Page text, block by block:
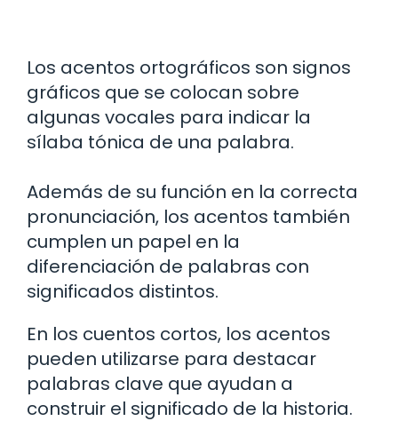
Los acentos ortográficos son signos
gráficos que se colocan sobre
algunas vocales para indicar la
sílaba tónica de una palabra.
Además de su función en la correcta
pronunciación, los acentos también
cumplen un papel en la
diferenciación de palabras con
significados distintos.
En los cuentos cortos, los acentos
pueden utilizarse para destacar
palabras clave que ayudan a
construir el significado de la historia.